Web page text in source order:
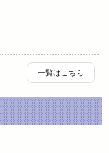
一覧はこちら